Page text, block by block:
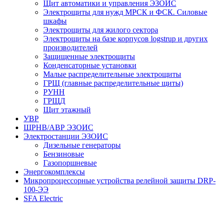
Щит автоматики и управления ЭЗОИС
Электрощиты для нужд МРСК и ФСК. Силовые
шкафы
Электрощиты для жилого сектора
Электрощиты на базе корпусов logstrup и других
производителей
Защищенные электрощиты
Конденсаторные установки
Малые распределительные электрощиты
ГРЩ (главные распределительные щиты)
РУНН
ГРЩД
Щит этажный
УВР
ЩРНВ/АВР ЭЗОИС
Электростанции ЭЗОИС
Дизельные генераторы
Бензиновые
Газопоршневые
Энергокомплексы
Микропроцессорные устройства релейной защиты DRP-
100-ЭЭ
SFA Electric